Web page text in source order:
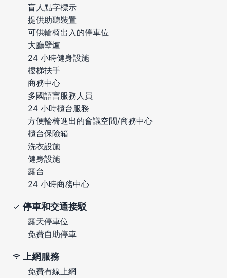
盲人點字標示
提供助聽裝置
可供輪椅出入的停車位
大廳壁爐
24 小時健身設施
樓梯扶手
商務中心
多國語言服務人員
24 小時櫃台服務
方便輪椅進出的會議空間/商務中心
櫃台保險箱
洗衣設施
健身設施
露台
24 小時商務中心
停車和交通接駁
露天停車位
免費自助停車
上網服務
免費有線上網